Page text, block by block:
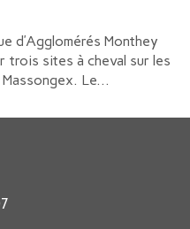
d’Agglomérés Monthey
trois sites à cheval sur les
Le...